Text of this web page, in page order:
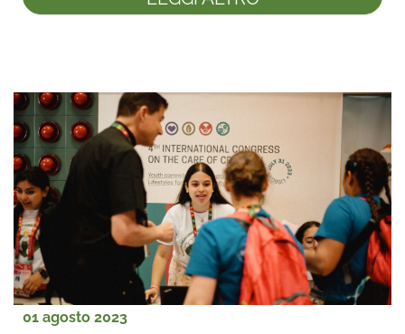
01 agosto 2023